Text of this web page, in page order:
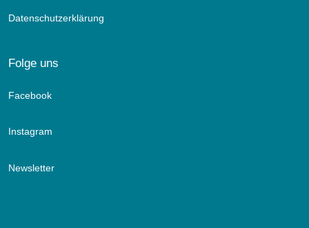
Datenschutzerklärung
Folge uns
Facebook
Instagram
Newsletter